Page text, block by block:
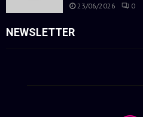
23/06/2026 0
NEWSLETTER